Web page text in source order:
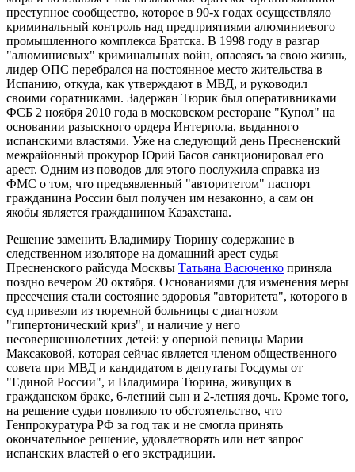
преступное сообщество, которое в 90-х годах осуществляло
криминальный контроль над предприятиями алюминиевого
промышленного комплекса Братска. В 1998 году в разгар
"алюминиевых" криминальных войн, опасаясь за свою жизнь,
лидер ОПС перебрался на постоянное место жительства в
Испанию, откуда, как утверждают в МВД, и руководил
своими соратниками. Задержан Тюрик был оперативниками
ФСБ 2 ноября 2010 года в московском ресторане "Купол" на
основании разыскного ордера Интерпола, выданного
испанскими властями. Уже на следующий день Пресненский
межрайонный прокурор Юрий Басов санкционировал его
арест. Одним из поводов для этого послужила справка из
ФМС о том, что предъявленный "авторитетом" паспорт
гражданина России был получен им незаконно, а сам он
якобы является гражданином Казахстана.
Решение заменить Владимиру Тюрину содержание в
следственном изоляторе на домашний арест судья
Пресненского райсуда Москвы Татьяна Васюченко приняла
поздно вечером 20 октября. Основаниями для изменения меры
пресечения стали состояние здоровья "авторитета", которого в
суд привезли из тюремной больницы с диагнозом
"гипертонический криз", и наличие у него
несовершеннолетних детей: у оперной певицы Марии
Максаковой, которая сейчас является членом общественного
совета при МВД и кандидатом в депутаты Госдумы от
"Единой России", и Владимира Тюрина, живущих в
гражданском браке, 6-летний сын и 2-летняя дочь. Кроме того,
на решение судьи повлияло то обстоятельство, что
Генпрокуратура РФ за год так и не смогла принять
окончательное решение, удовлетворять или нет запрос
испанских властей о его экстрадиции.